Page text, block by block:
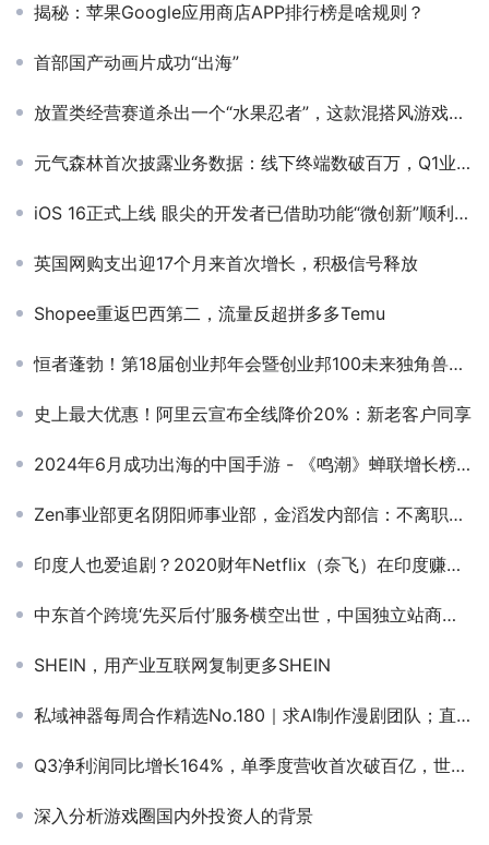
揭秘：苹果Google应用商店APP排行榜是啥规则？
首部国产动画片成功“出海”
放置类经营赛道杀出一个“水果忍者”，这款混搭风游戏如何刷新玩家体验？
元气森林首次披露业务数据：线下终端数破百万，Q1业绩同增50%丨最前线
iOS 16正式上线 眼尖的开发者已借助功能“微创新”顺利霸榜
英国网购支出迎17个月来首次增长，积极信号释放
Shopee重返巴西第二，流量反超拼多多Temu
恒者蓬勃！第18届创业邦年会暨创业邦100未来独角兽大会圆满举办
史上最大优惠！阿里云宣布全线降价20%：新老客户同享
2024年6月成功出海的中国手游 - 《鸣潮》蝉联增长榜冠军，《王者荣耀》海外增长亮眼
Zen事业部更名阴阳师事业部，金滔发内部信：不离职，聚焦打造阴阳师IP
印度人也爱追剧？2020财年Netflix（奈飞）在印度赚翻了
中东首个跨境‘先买后付’服务横空出世，中国独立站商户也可引入
SHEIN，用产业互联网复制更多SHEIN
私域神器每周合作精选No.180｜求AI制作漫剧团队；直播平台寻求东南亚公会资源；AI应用寻海外推广；寻墨西哥FB投放
Q3净利润同比增长164%，单季度营收首次破百亿，世纪华通稳坐A股第一
深入分析游戏圈国内外投资人的背景